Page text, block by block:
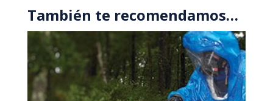
También te recomendamos…